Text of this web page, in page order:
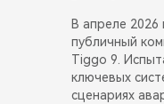
В апреле 2026
публичный
Tiggo 9.
ключевых
сценариях